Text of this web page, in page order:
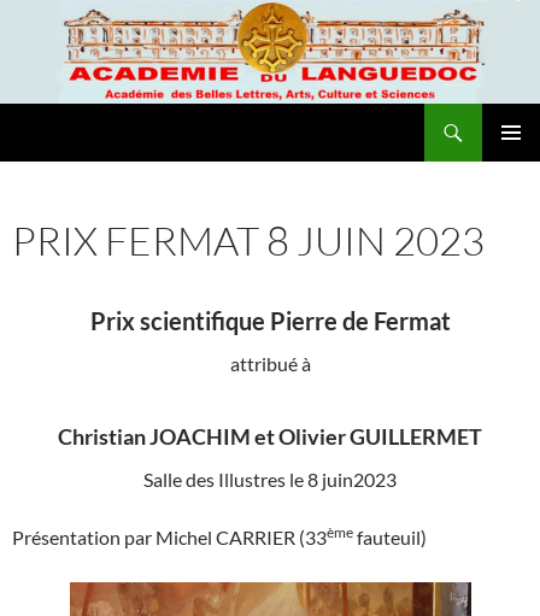
PRIX FERMAT 8 JUIN 2023
Prix scientifique Pierre de Fermat
attribué à
Christian JOACHIM et Olivier GUILLERMET
Salle des Illustres le 8 juin2023
Présentation par Michel CARRIER (33ème fauteuil)